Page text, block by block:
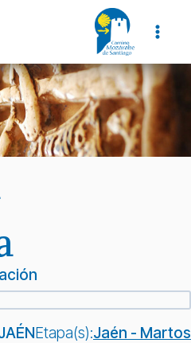
Etapa(s):Jaén - Martos